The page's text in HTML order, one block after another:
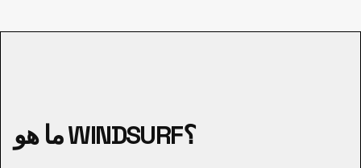
ما هو WINDSURF؟